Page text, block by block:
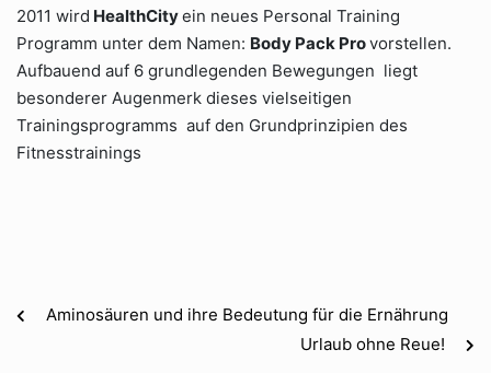
2011 wird HealthCityein neues Personal Training
Programm unter dem Namen: Body Pack Provorstellen.
Aufbauend auf 6 grundlegenden Bewegungen liegt
besonderer Augenmerk dieses vielseitigen
Trainingsprogramms auf den Grundprinzipien des
Fitnesstrainings
Aminosäuren und ihre Bedeutung für die Ernährung
Urlaub ohne Reue!